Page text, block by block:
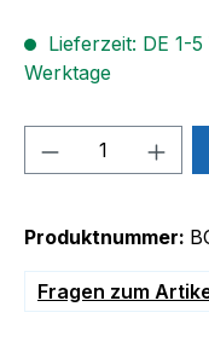
Lieferzeit: DE 1-
Werktage
Produkt
Produktnummer:
Fragen zum